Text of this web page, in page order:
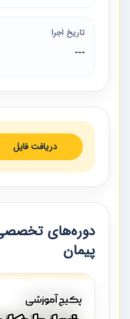
تاریخ اجرا
---
دریافت فایل
دوره‌های
پیمان